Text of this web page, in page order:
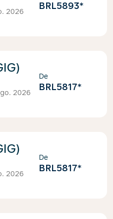
2026
BRL5893*
2026
De
BRL5817*
2026
De
BRL5817*